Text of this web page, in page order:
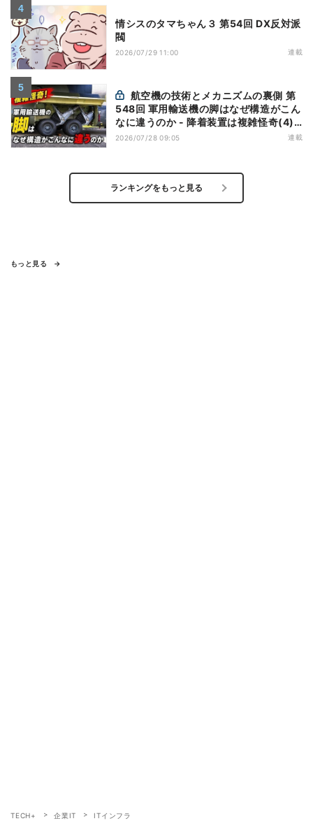
情シスのタマちゃん３ 第54回 DX反対派
閥
2026/07/29 11:00 連載
548回 軍用輸送機の脚はなぜ構造がこん
なに違うのか - 降着装置は複雑怪奇(4)|
軍用輸送機(9)
2026/07/28 09:05 連載
ランキングをもっと見る
もっと見る
TECH+ 企業IT ITインフラ